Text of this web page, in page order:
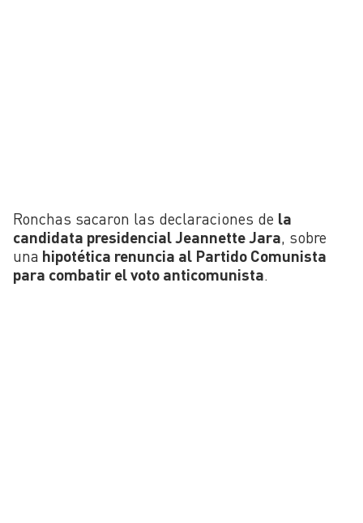
Ronchas sacaron las declaraciones de la
candidata presidencial Jeannette Jara , sobre
una hipotética renuncia al Partido Comunista
para combatir el voto anticomunista